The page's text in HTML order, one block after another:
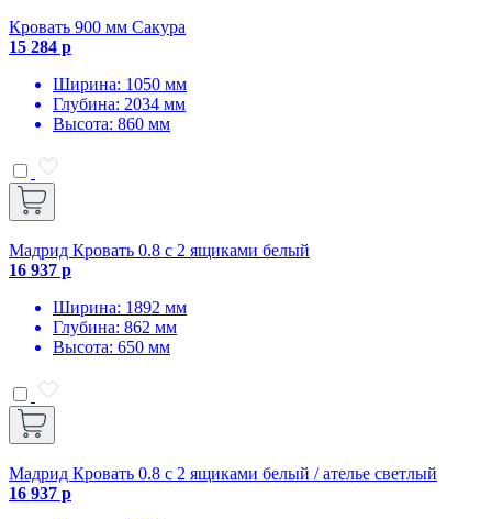
Кровать 900 мм Сакура
15 284 р
Ширина: 1050 мм
Глубина: 2034 мм
Высота: 860 мм
Мадрид Кровать 0.8 с 2 ящиками белый
16 937 р
Ширина: 1892 мм
Глубина: 862 мм
Высота: 650 мм
Мадрид Кровать 0.8 с 2 ящиками белый / ателье светлый
16 937 р